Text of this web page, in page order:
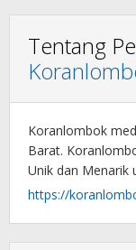
Tentang
Koranlombok
Barat.
Unik dan Menarik
https://